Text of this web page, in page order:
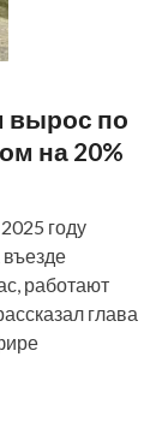
вырос по
на 20%
году
работают
глава